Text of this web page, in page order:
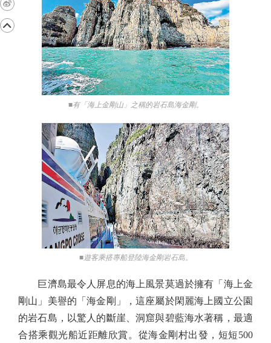
■有「海上金剛山」之稱的岩石島海金剛。
■遊客乘搭專船登陸海金剛岩石島。
巨濟島最令人屏息的海上風景莫過於擁有「海上金
剛山」美譽的「海金剛」，這座屬於閑麗海上國立公園
的岩石島，以驚人的斷崖、洞窟與碧藍海水著稱，最適
合搭乘觀光船近距離欣賞。從海金剛村出發，短短500